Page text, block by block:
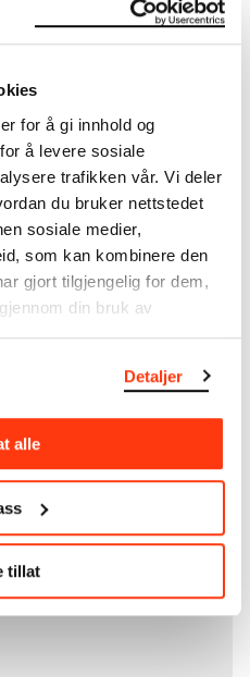
for å gi innhold og
å levere sosiale
trafikken vår. Vi deler
du bruker nettstedet
sosiale medier,
som kan kombinere den
gjort tilgjengelig for dem,
din bruk av
Detaljer
alle
tillat
utbedres jevnlig i
forskningen. Vi tar
nærmere 27 000 unike
samlingen
til Oslo
også samlingene
Nielsen og Ludvig O.
avfotograferinger og
av museets